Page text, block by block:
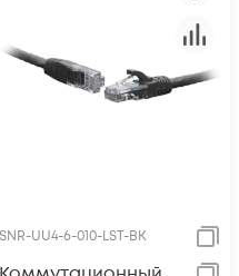
SNR-UU4-6-010-LST-BK